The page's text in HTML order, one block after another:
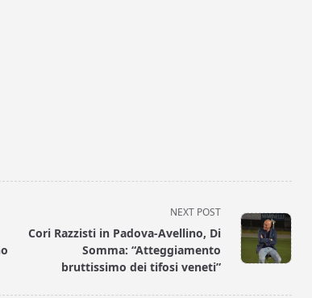
NEXT POST
Cori Razzisti in Padova-Avellino, Di
Somma: “Atteggiamento
bruttissimo dei tifosi veneti”